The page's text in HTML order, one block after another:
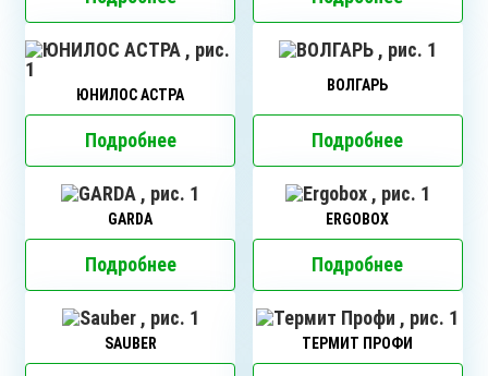
ЮНИЛОС АСТРА
Подробнее
ВОЛГАРЬ
Подробнее
GARDA
Подробнее
ERGOBOX
Подробнее
SAUBER ТЕРМИТ ПРОФИ